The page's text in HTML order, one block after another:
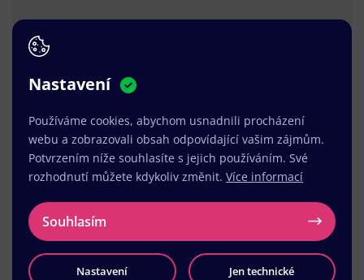
Načíst další
Nastavení
Používáme cookies, abychom usnadnili procházení
webu a zobrazovali obsah odpovídající vašim zájmům.
Potvrzením níže souhlasíte s jejich používáním. Své
rozhodnutí můžete kdykoliv změnit. Více informací
Souhlasím
Nastavení Jen technické